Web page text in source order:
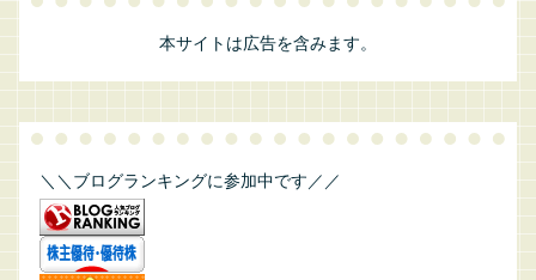
本サイトは広告を含みます。
＼＼ブログランキングに参加中です／／